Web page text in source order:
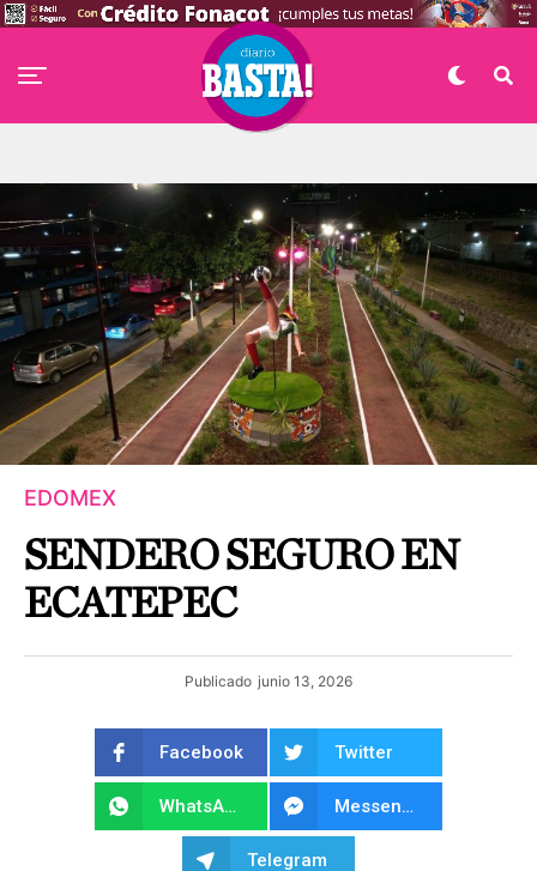
EDOMEX
SENDERO SEGURO EN
ECATEPEC
Publicado junio 13, 2026
Facebook Twitter
WhatsApp Messenger
Telegram